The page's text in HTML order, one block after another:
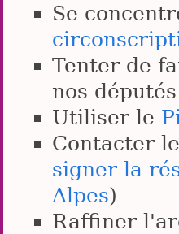
Se
Tenter de
nos
Utiliser le
Contacter
signer la
Alpes)
Raffiner